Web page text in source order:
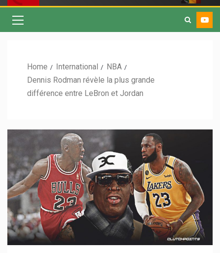
Home International
NBA
Dennis Rodman révèle la plus grande
différence entre LeBron et Jordan